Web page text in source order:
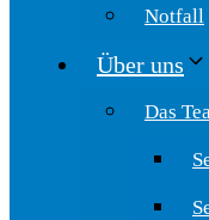
Notfall
Über uns
Das